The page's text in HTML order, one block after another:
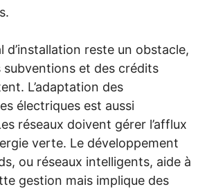
d’installation reste un obstacle,
subventions et des crédits
L’adaptation des
électriques est aussi
réseaux doivent gérer l’afflux
verte. Le développement
ou réseaux intelligents, aide à
gestion mais implique des